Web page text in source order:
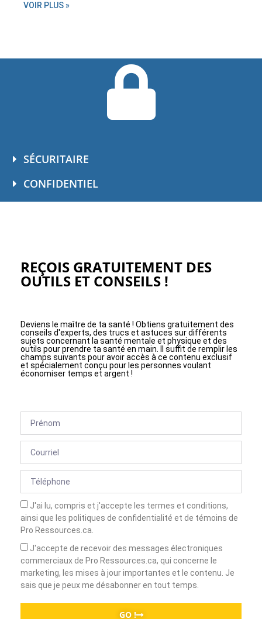
VOIR PLUS »
SÉCURITAIRE
CONFIDENTIEL
REÇOIS GRATUITEMENT DES
OUTILS ET CONSEILS !
Deviens le maître de ta santé ! Obtiens gratuitement des
conseils d'experts, des trucs et astuces sur différents
sujets concernant la santé mentale et physique et des
outils pour prendre ta santé en main. Il suffit de remplir les
champs suivants pour avoir accès à ce contenu exclusif
et spécialement conçu pour les personnes voulant
économiser temps et argent !
J'ai lu, compris et j'accepte les termes et conditions,
ainsi que les politiques de confidentialité et de témoins de
Pro Ressources.ca.
J'accepte de recevoir des messages électroniques
commerciaux de Pro Ressources.ca, qui concerne le
marketing, les mises à jour importantes et le contenu. Je
sais que je peux me désabonner en tout temps.
GO !